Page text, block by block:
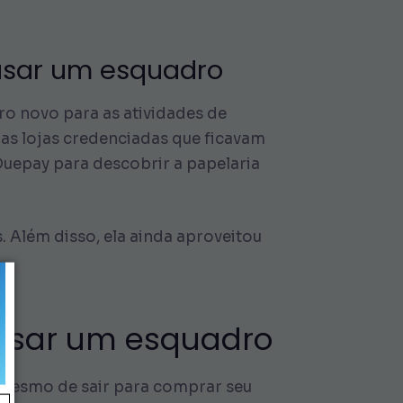
um esquadro
novo para as atividades de
lojas credenciadas que ficavam
para descobrir a papelaria
Além disso, ela ainda aproveitou
um esquadro
de sair para comprar seu